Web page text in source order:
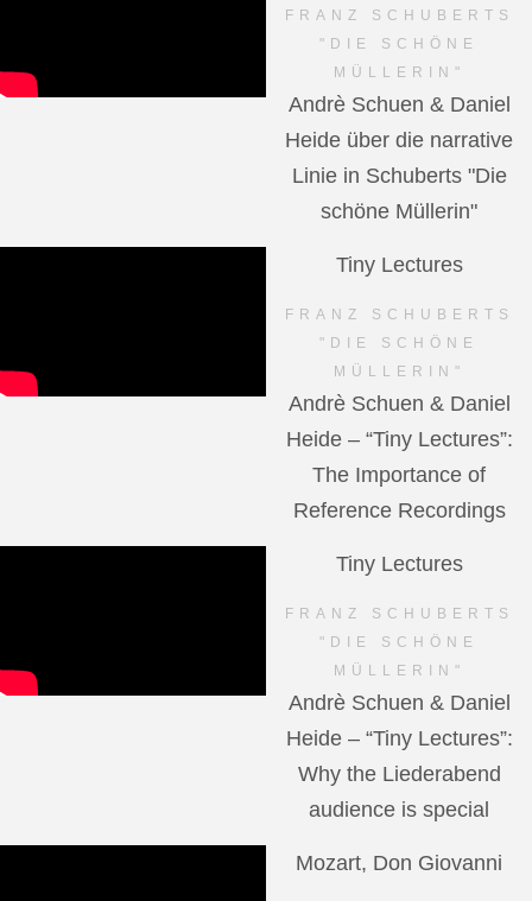
FRANZ SCHUBERTS
"DIE SCHÖNE
MÜLLERIN"
Andrè Schuen & Daniel
Heide über die narrative
Linie in Schuberts "Die
schöne Müllerin"
Tiny Lectures
FRANZ SCHUBERTS
"DIE SCHÖNE
MÜLLERIN"
Andrè Schuen & Daniel
Heide – “Tiny Lectures”:
The Importance of
Reference Recordings
Tiny Lectures
FRANZ SCHUBERTS
"DIE SCHÖNE
MÜLLERIN"
Andrè Schuen & Daniel
Heide – “Tiny Lectures”:
Why the Liederabend
audience is special
Mozart, Don Giovanni